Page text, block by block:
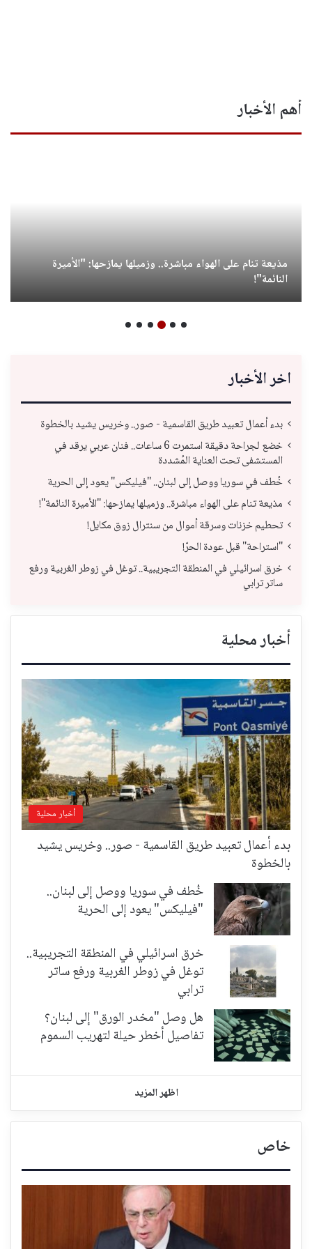
أهم الأخبار
مذيعة تنام على الهواء مباشرة.. وزميلها يمازحها: "الأميرة
النائمة"!
اخر الأخبار
بدء أعمال تعبيد طريق القاسمية - صور.. وخريس يشيد بالخطوة
خضع لجراحة دقيقة استمرت 6 ساعات.. فنان عربي يرقد في
المستشفى تحت العناية المُشددة
خُطف في سوريا ووصل إلى لبنان.. "فيليكس" يعود إلى الحرية
مذيعة تنام على الهواء مباشرة.. وزميلها يمازحها: "الأميرة النائمة"!
تحطيم خزنات وسرقة أموال من سنترال زوق مكايل!
"استراحة" قبل عودة الحرّ!
خرق اسرائيلي في المنطقة التجريبية.. توغل في زوطر الغربية ورفع
ساتر ترابي
أخبار محلية
أخبار محلية
بدء أعمال تعبيد طريق القاسمية - صور.. وخريس يشيد
بالخطوة
خُطف في سوريا ووصل إلى لبنان..
"فيليكس" يعود إلى الحرية
خرق اسرائيلي في المنطقة التجريبية..
توغل في زوطر الغربية ورفع ساتر
ترابي
هل وصل "مخدر الورق" إلى لبنان؟
تفاصيل أخطر حيلة لتهريب السموم
اظهر المزيد
خاص